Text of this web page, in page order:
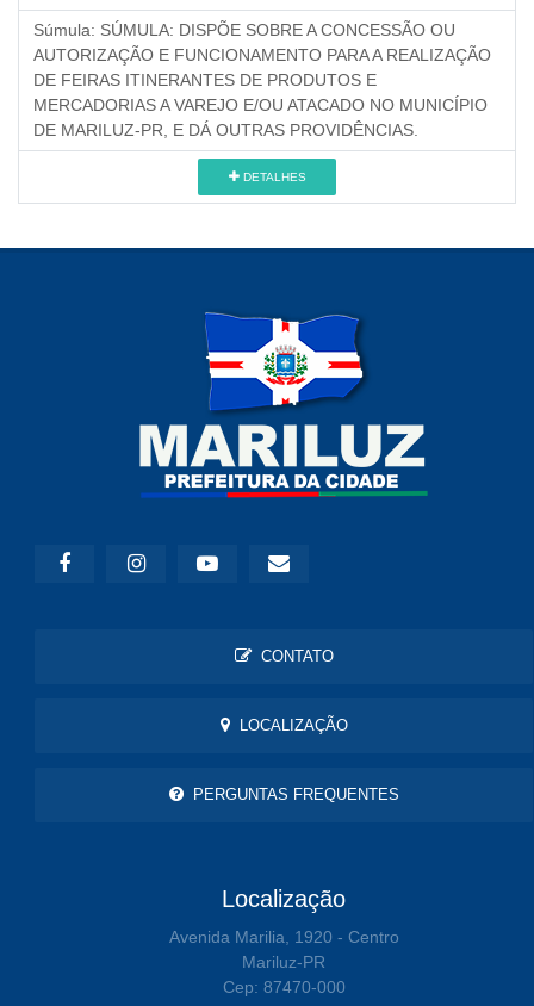
Súmula: SÚMULA: DISPÕE SOBRE A CONCESSÃO OU
AUTORIZAÇÃO E FUNCIONAMENTO PARA A REALIZAÇÃO
DE FEIRAS ITINERANTES DE PRODUTOS E
MERCADORIAS A VAREJO E/OU ATACADO NO MUNICÍPIO
DE MARILUZ-PR, E DÁ OUTRAS PROVIDÊNCIAS.
DETALHES
CONTATO
LOCALIZAÇÃO
PERGUNTAS FREQUENTES
Localização
Avenida Marilia, 1920 - Centro
Mariluz-PR
Cep: 87470-000